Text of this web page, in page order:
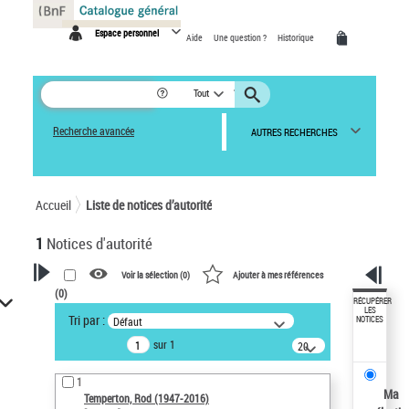
Espace personnel Aide Une question ? Historique
Tout
Recherche avancée AUTRES RECHERCHES
Accueil Liste de notices d’autorité
1 Notices d'autorité
VOTRE RECHERCHE
Recherche avancée dans les
notices d’autorité
Œuvres liées à l'auteur :
Temperton, Rod (1947-2016)
Voir la sélection (0) Ajouter à mes références
(0)
Tri par : Défaut
sur 1
20
résultats/page
1
Temperton, Rod (1947-2016)
RÉCUPÉRER
LES
NOTICES
Ma
Panneau de gestion des cookies